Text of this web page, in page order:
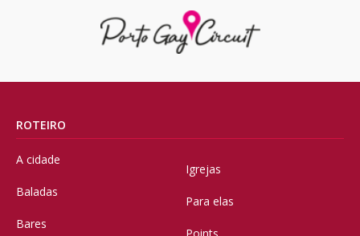
ROTEIRO
A cidade
Baladas
Bares
Igrejas
Para elas